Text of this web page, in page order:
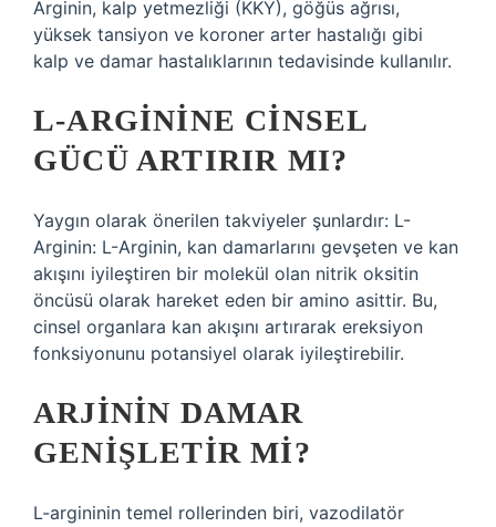
Arginin, kalp yetmezliği (KKY), göğüs ağrısı,
yüksek tansiyon ve koroner arter hastalığı gibi
kalp ve damar hastalıklarının tedavisinde kullanılır.
L-ARGININE CINSEL
GÜCÜ ARTIRIR MI?
Yaygın olarak önerilen takviyeler şunlardır: L-
Arginin: L-Arginin, kan damarlarını gevşeten ve kan
akışını iyileştiren bir molekül olan nitrik oksitin
öncüsü olarak hareket eden bir amino asittir. Bu,
cinsel organlara kan akışını artırarak ereksiyon
fonksiyonunu potansiyel olarak iyileştirebilir.
ARJININ DAMAR
GENIŞLETIR MI?
L-argininin temel rollerinden biri, vazodilatör